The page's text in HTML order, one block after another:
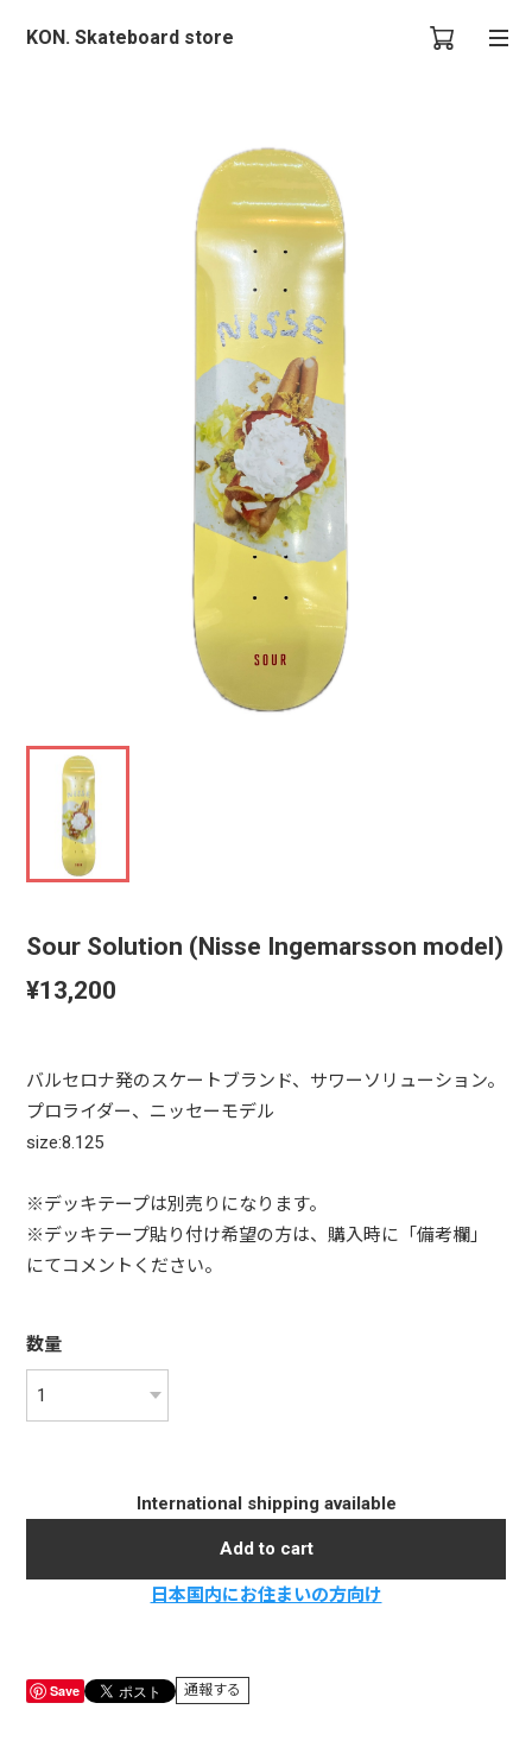
KON. Skateboard store
Sour Solution (Nisse Ingemarsson model)
¥13,200
バルセロナ発のスケートブランド、サワーソリューション。
プロライダー、ニッセーモデル
size:8.125
※デッキテープは別売りになります。
※デッキテープ貼り付け希望の方は、購入時に「備考欄」
にてコメントください。
数量
International shipping available
Add to cart
日本国内にお住まいの方向け
Save 通報する